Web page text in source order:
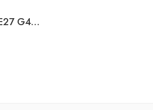
BEC LED FILAMENT E27 G45 6W 4000K